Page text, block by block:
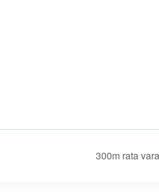
300m rata